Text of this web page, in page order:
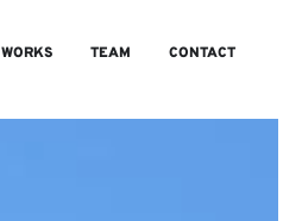
WORKS TEAM CONTACT